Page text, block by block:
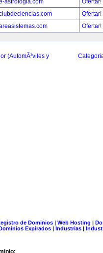
astrologia.com
Ofertar!
Ofertar!
Ofertar!
(AutomÃ³viles y
de Dominios| Web Hosting |
Expirados | Industrias |